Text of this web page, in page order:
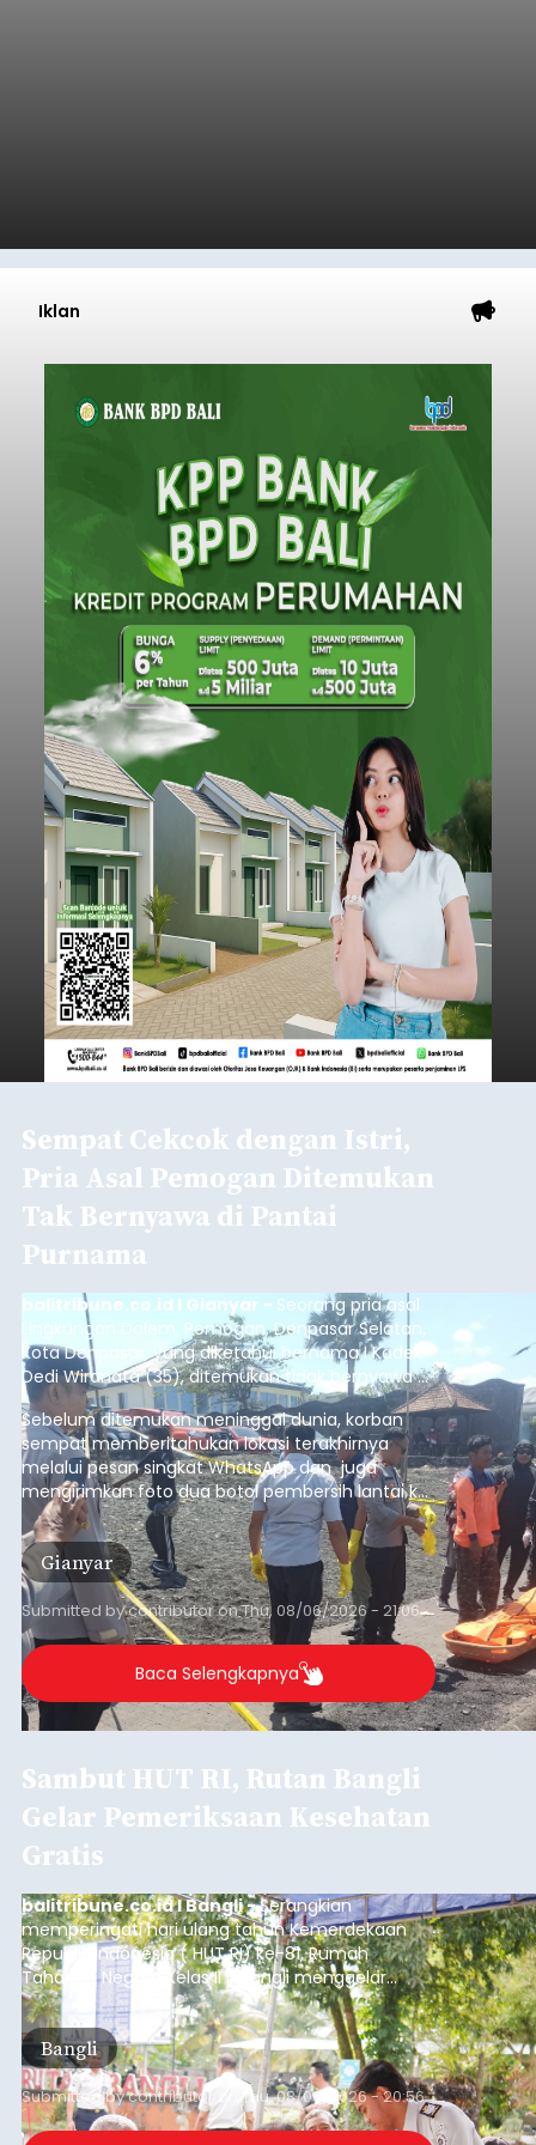
Iklan
Sempat Cekcok dengan Istri,
Pria Asal Pemogan Ditemukan
Tak Bernyawa di Pantai
Purnama
balitribune.co.id I Gianyar - Seorang pria asal
Lingkungan Dalem, Pemogan, Denpasar Selatan,
Kota Denpasar, yang diketahui bernama I Kadek
Dedi Wiranata (35), ditemukan tidak bernyawa di
pesisir Pantai Purnama, Sukawati.
Sebelum ditemukan meninggal dunia, korban
sempat memberitahukan lokasi terakhirnya
melalui pesan singkat WhatsApp dan juga
mengirimkan foto dua botol pembersih lantai ke
istrinya.
Gianyar
Submitted bycontributoronThu, 08/06/2026 - 21:06
Baca Selengkapnya
Sambut HUT RI, Rutan Bangli
Gelar Pemeriksaan Kesehatan
Gratis
balitribune.co.id I Bangli -Serangkian
memperingati hari ulang tahun Kemerdekaan
Republik Indonesia ( HUT RI) ke-81, Rumah
Tahanan Negara Kelas II B Bangli menggelar
kegiatan pemeriksaan kesehatan gratis, Rabu
(6/8/2026).
Bangli
Submitted bycontributor Thu, 08/06/2026 - 20:56